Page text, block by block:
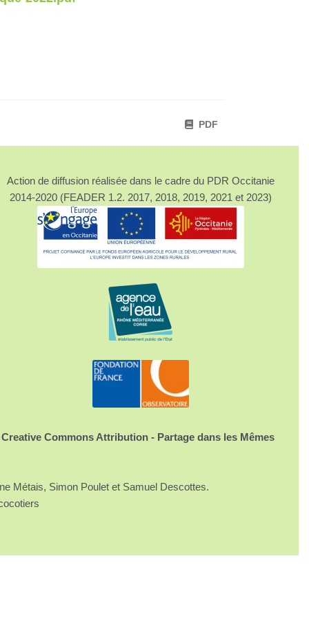
PDF
Action de diffusion réalisée dans le cadre du PDR Occitanie
2014-2020 (FEADER 1.2. 2017, 2018, 2019, 2021 et 2023)
Commons Attribution - Partage dans les Mêmes
Métais, Simon Poulet et Samuel Descottes.